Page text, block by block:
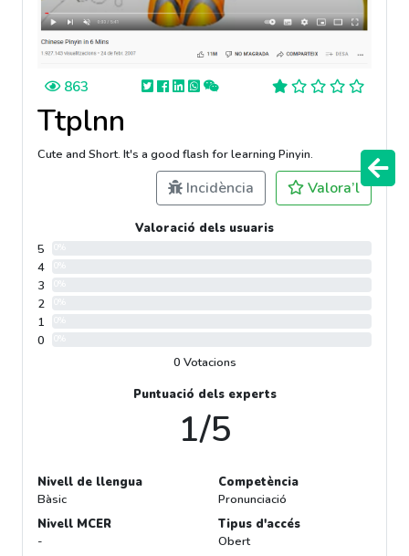
863
Ttplnn
Cute and Short. It's a good flash for learning Pinyin.
Incidència Valora’l
Valoració dels usuaris
5
4
3
2
1
0
0 Votacions
Puntuació dels experts
1/5
Nivell de llengua
Bàsic
Nivell MCER
-
Competència
Pronunciació
Tipus d'accés
Obert